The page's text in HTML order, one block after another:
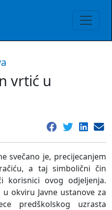
vrtić u
svečano je, precijecanjem
a taj simbolični čin
korisnici ovog odjeljenja.
okviru Javne ustanove za
predškolskog uzrasta